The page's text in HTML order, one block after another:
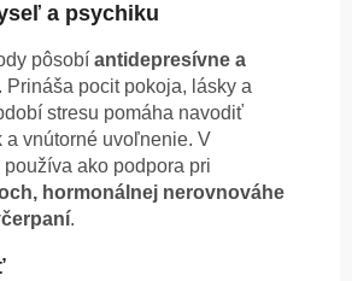
a psychiku
pôsobí antidepresívne a
. Prináša pocit pokoja, lásky a
stresu pomáha navodiť
a vnútorné uvoľnenie. V
ako podpora pri
hormonálnej nerovnováhe
.